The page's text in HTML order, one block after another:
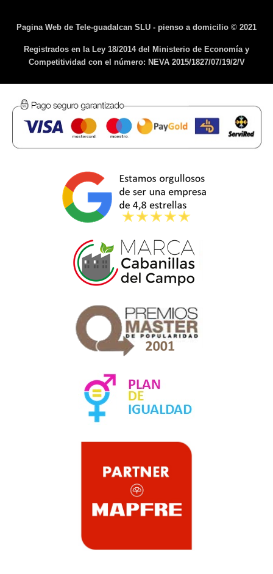
Pagina Web de Tele-guadalcan SLU - pienso a domicilio © 2021
Registrados en la Ley 18/2014 del Ministerio de Economía y
Competitividad con el número: NEVA 2015/1827/07/19/2/V